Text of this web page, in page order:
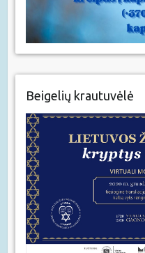
Beigelių krautuvėlė